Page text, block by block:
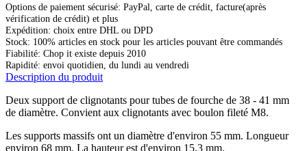
Options de paiement sécurisé: PayPal, carte de crédit, facture(après
vérification de crédit) et plus
Expédition: choix entre DHL ou DPD
Stock: 100% articles en stock pour les articles pouvant être commandés
Fiabilité: Chop it existe depuis 2010
Rapidité: envoi quotidien, du lundi au vendredi
Description du produit
Deux support de clignotants pour tubes de fourche de 38 - 41 mm
de diamètre. Convient aux clignotants avec boulon fileté M8.
Les supports massifs ont un diamètre d'environ 55 mm. Longueur
environ 68 mm. La hauteur est d'environ 15,3 mm.